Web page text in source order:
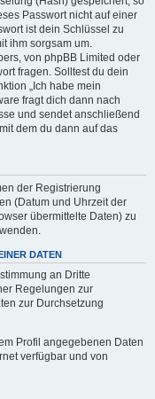
Passwort nicht auf einer
ist dein Schlüssel zu
ihm sorgsam um.
von phpBB Limited oder
fragen. Solltest du dein
„Ich habe mein
fragt dich dann nach
und sendet anschließend
dem du dann auf das
der Registrierung
(Datum und Uhrzeit der
übermittelte Daten) zu
DATEN
an Dritte
Regelungen zur
zur Durchsetzung
Profil angegebenen Daten
verfügbar und von